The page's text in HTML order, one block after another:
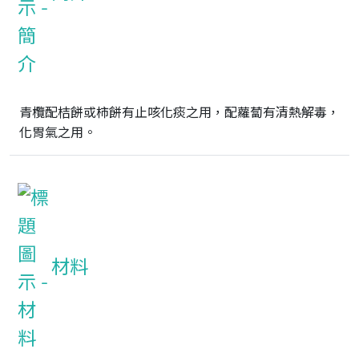
青欖配桔餅或柿餅有止咳化痰之用，配蘿蔔有清熱解毒，
化胃氣之用。
材料